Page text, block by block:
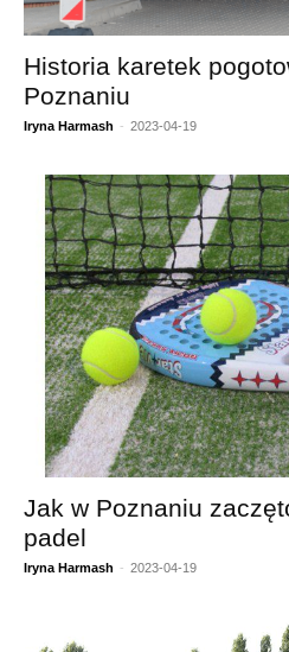
Historia karetek
Poznaniu
Iryna Harmash - 2023-04-19
Jak w Poznaniu
padel
Iryna Harmash - 2023-04-19